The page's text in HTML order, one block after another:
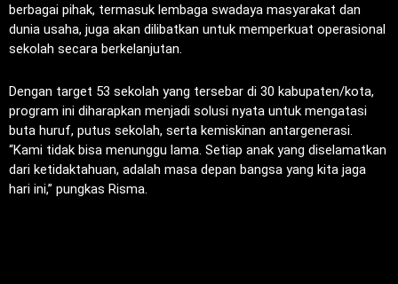
berbagai pihak, termasuk lembaga swadaya masyarakat dan
dunia usaha, juga akan dilibatkan untuk memperkuat operasional
sekolah secara berkelanjutan.
Dengan target 53 sekolah yang tersebar di 30 kabupaten/kota,
program ini diharapkan menjadi solusi nyata untuk mengatasi
buta huruf, putus sekolah, serta kemiskinan antargenerasi.
“Kami tidak bisa menunggu lama. Setiap anak yang diselamatkan
dari ketidaktahuan, adalah masa depan bangsa yang kita jaga
hari ini,” pungkas Risma.